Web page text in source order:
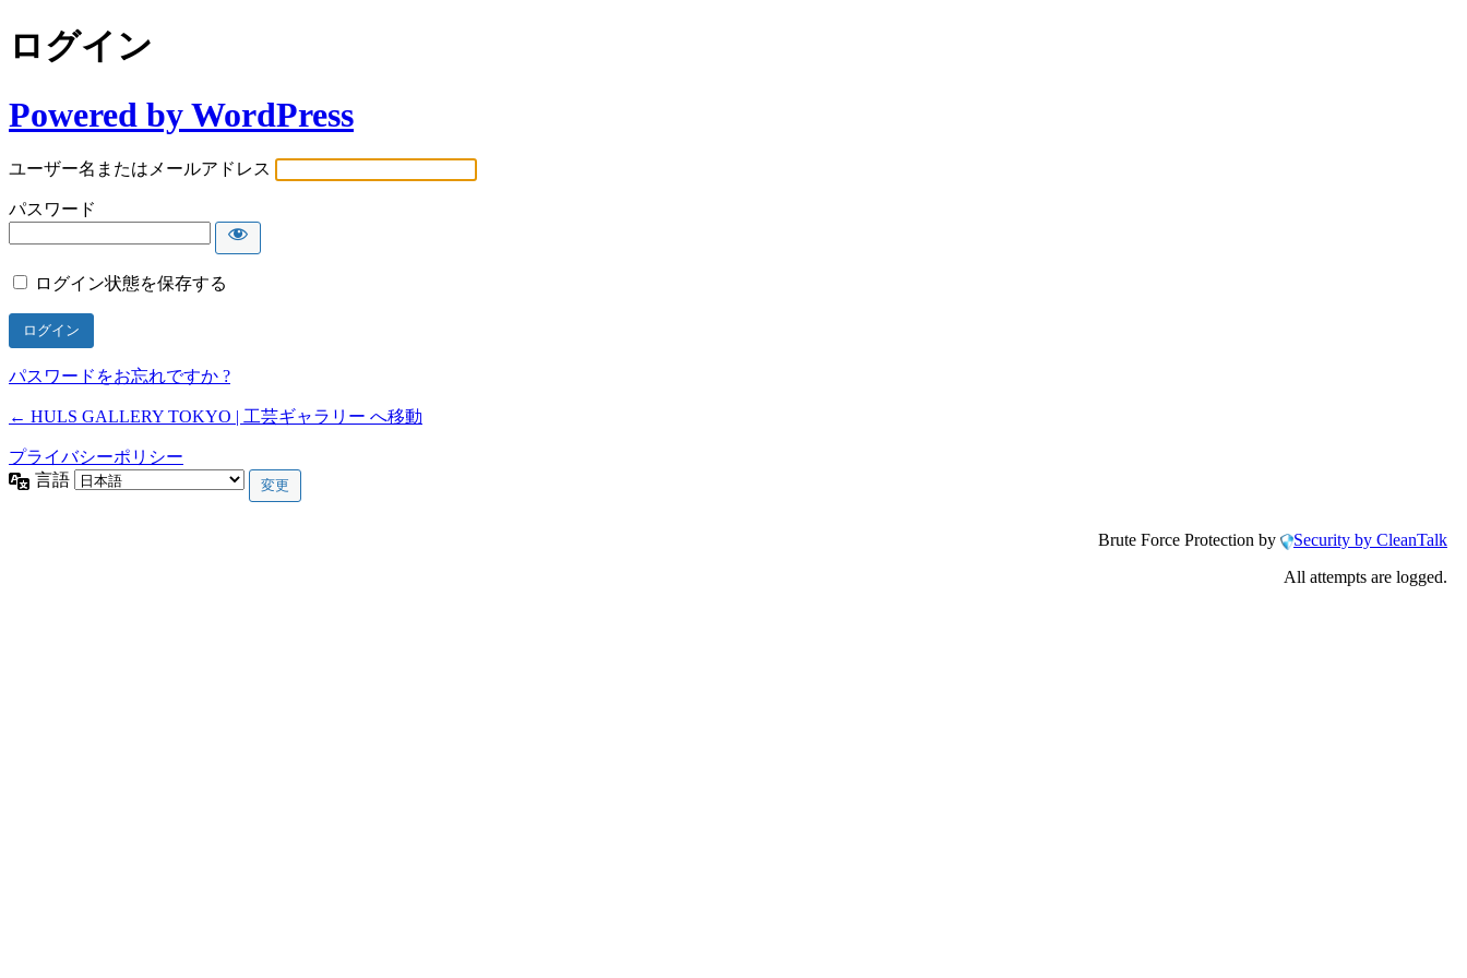
ログイン
Powered by WordPress
ユーザー名またはメールアドレス
パスワード
ログイン状態を保存する
パスワードをお忘れですか ?
← HULS GALLERY TOKYO | 工芸ギャラリー へ移動
プライバシーポリシー
言語
Brute Force Protection by
Security by CleanTalk
All attempts are logged.